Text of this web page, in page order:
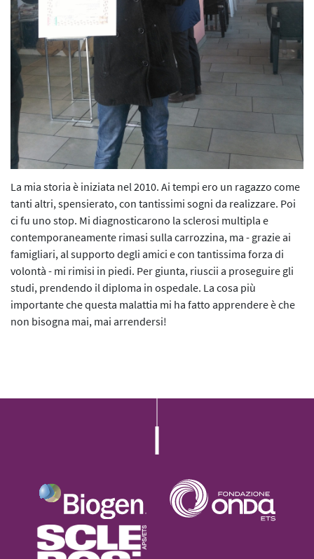
L’iniziativa 2022
L’iniziativa 2023
L’iniziativa 2024
L’iniziativa 2025
La mia storia è iniziata nel 2010. Ai tempi ero un ragazzo come
tanti altri, spensierato, con tantissimi sogni da realizzare. Poi
ci fu uno stop. Mi diagnosticarono la sclerosi multipla e
contemporaneamente rimasi sulla carrozzina, ma - grazie ai
famigliari, al supporto degli amici e con tantissima forza di
volontà - mi rimisi in piedi. Per giunta, riuscii a proseguire gli
studi, prendendo il diploma in ospedale. La cosa più
importante che questa malattia mi ha fatto apprendere è che
non bisogna mai, mai arrendersi!